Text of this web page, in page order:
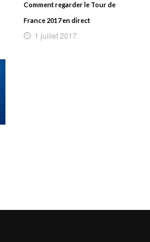
Comment regarder le Tour de
France 2017 en direct
1 juillet 2017